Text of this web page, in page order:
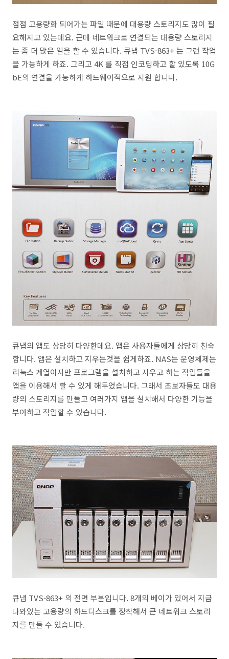
점점 고용량화 되어가는 파일 때문에 대용량 스토리지도 많이 필
요해지고 있는데요. 근데 네트워크로 연결되는 대용량 스토리지
는 좀 더 많은 일을 할 수 있습니다. 큐냅 TVS-863+ 는 그런 작업
을 가능하게 하죠. 그리고 4K 를 직접 인코딩하고 할 있도록 10G
bE의 연결을 가능하게 하드웨어적으로 지원 합니다.
큐냅의 앱도 상당히 다양한데요. 앱은 사용자들에게 상당히 친숙
합니다. 앱은 설치하고 지우는것을 쉽게하죠. NAS는 운영체제는
리눅스 계열이지만 프로그램을 설치하고 지우고 하는 작업들을
앱을 이용해서 할 수 있게 해두었습니다. 그래서 초보자들도 대용
량의 스토리지를 만들고 여러가지 앱을 설치해서 다양한 기능을
부여하고 작업할 수 있습니다.
큐냅 TVS-863+ 의 전면 부분입니다. 8개의 베이가 있어서 지금
나와있는 고용량의 하드디스크를 장착해서 큰 네트워크 스토리
지를 만들 수 있습니다.